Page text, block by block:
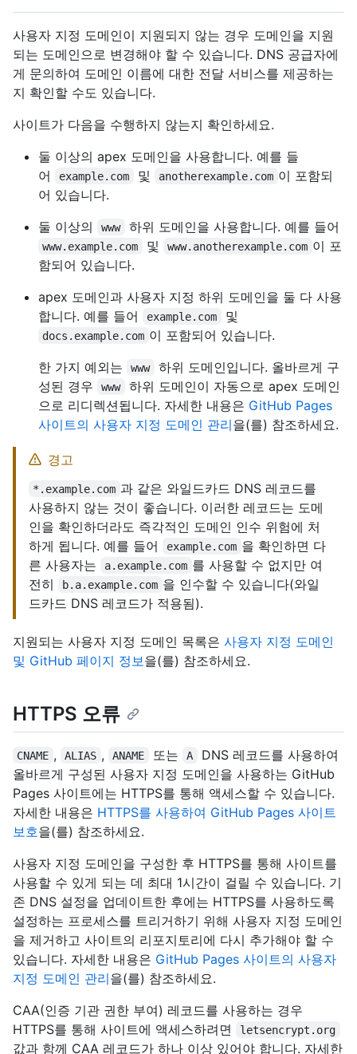
사용자 지정 도메인이 지원되지 않는 경우 도메인을 지원
되는 도메인으로 변경해야 할 수 있습니다. DNS 공급자에
게 문의하여 도메인 이름에 대한 전달 서비스를 제공하는
지 확인할 수도 있습니다.
사이트가 다음을 수행하지 않는지 확인하세요.
둘 이상의 apex 도메인을 사용합니다. 예를 들
어
example.com 및 anotherexample.com 이 포함되
어 있습니다.
둘 이상의
www 하위 도메인을 사용합니다. 예를 들어
www.example.com 및 www.anotherexample.com 이 포
함되어 있습니다.
apex 도메인과 사용자 지정 하위 도메인을 둘 다 사용
합니다. 예를 들어
example.com 및
docs.example.com 이 포함되어 있습니다.
한 가지 예외는
www
하위 도메인입니다. 올바르게 구
성된 경우
www
하위 도메인이 자동으로 apex 도메인
으로 리디렉션됩니다. 자세한 내용은 GitHub Pages
사이트의 사용자 지정 도메인 관리을(를) 참조하세요.
경고
*.example.com 과 같은 와일드카드 DNS 레코드를
사용하지 않는 것이 좋습니다. 이러한 레코드는 도메
인을 확인하더라도 즉각적인 도메인 인수 위험에 처
하게 됩니다. 예를 들어
example.com 을 확인하면 다
른 사용자는
a.example.com 를 사용할 수 없지만 여
전히
b.a.example.com 을 인수할 수 있습니다(와일
드카드 DNS 레코드가 적용됨).
지원되는 사용자 지정 도메인 목록은 사용자 지정 도메인
및 GitHub 페이지 정보 을(를) 참조하세요.
HTTPS 오류
CNAME , ALIAS , ANAME 또는 A
DNS 레코드를 사용하여
올바르게 구성된 사용자 지정 도메인을 사용하는 GitHub
Pages 사이트에는 HTTPS를 통해 액세스할 수 있습니다.
자세한 내용은 HTTPS를 사용하여 GitHub Pages 사이트
보호을(를) 참조하세요.
사용자 지정 도메인을 구성한 후 HTTPS를 통해 사이트를
사용할 수 있게 되는 데 최대 1시간이 걸릴 수 있습니다. 기
존 DNS 설정을 업데이트한 후에는 HTTPS를 사용하도록
설정하는 프로세스를 트리거하기 위해 사용자 지정 도메인
을 제거하고 사이트의 리포지토리에 다시 추가해야 할 수
있습니다. 자세한 내용은 GitHub Pages 사이트의 사용자
지정 도메인 관리을(를) 참조하세요.
CAA(인증 기관 권한 부여) 레코드를 사용하는 경우
HTTPS를 통해 사이트에 액세스하려면
letsencrypt.org
값과 함께 CAA 레코드가 하나 이상 있어야 합니다. 자세한